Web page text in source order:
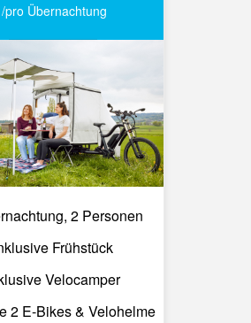
/pro Übernachtung
2 Personen
Frühstück
Velocamper
2 E-Bikes & Velohelme